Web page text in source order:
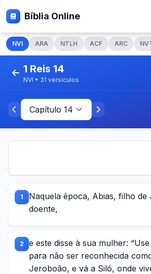
Bíblia Online
NVI ARA NTLH ACF ARC
1 Reis 14
NVI • 31 versículos
1
Naquela época, Abias, filho
doente,
2
e este disse à sua mulher:
para não ser reconhecida
Jeroboão, e vá a Siló, onde